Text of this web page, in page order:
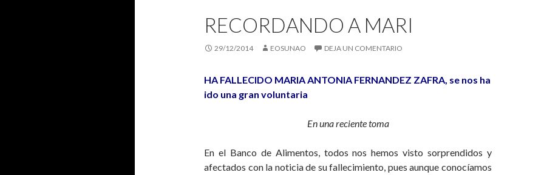
RECORDANDO A MARI
29/12/2014 EOSUNAO DEJA UN COMENTARIO
HA FALLECIDO MARIA ANTONIA FERNANDEZ ZAFRA, se nos ha
ido una gran voluntaria
En una reciente toma
En el Banco de Alimentos, todos nos hemos visto sorprendidos y
afectados con la noticia de su fallecimiento, pues aunque conocíamos